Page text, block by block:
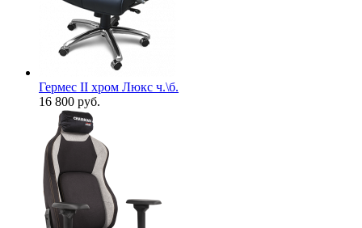
Гермес II хром Люкс ч.\б.
16 800 руб.